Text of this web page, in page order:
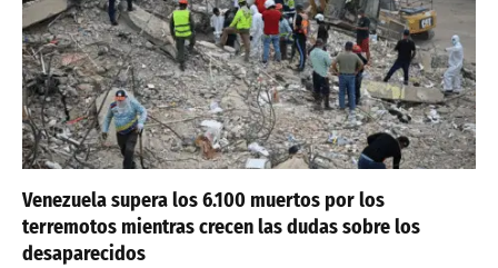
Venezuela supera los 6.100 muertos por los
terremotos mientras crecen las dudas sobre los
desaparecidos